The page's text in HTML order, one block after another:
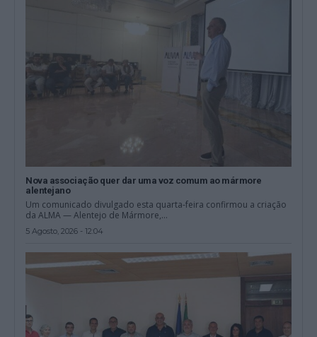
Nova associação quer dar uma voz comum ao mármore
alentejano
Um comunicado divulgado esta quarta-feira confirmou a criação
da ALMA — Alentejo de Mármore,...
5 Agosto, 2026 - 12:04